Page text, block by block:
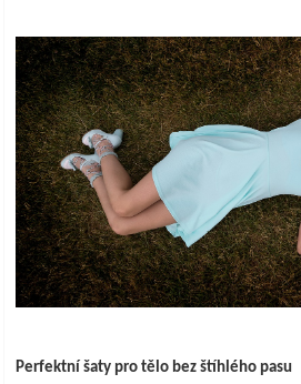
Perfektní šaty pro tělo bez štíhlého pasu